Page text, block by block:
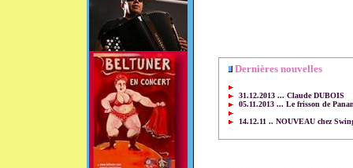
Dernières nouvelles
31.12.2013 ... Claude DUBOIS
05.11.2013 ... Le frisson de
14.12.11 .. NOUVEAU chez